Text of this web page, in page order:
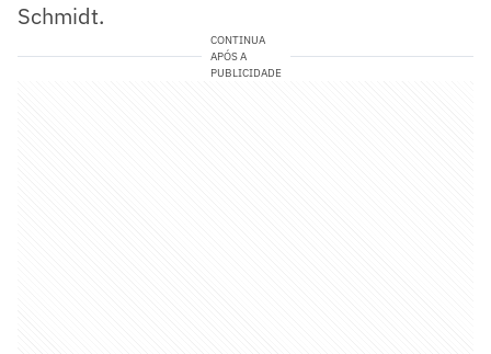
Schmidt.
CONTINUA
APÓS A
PUBLICIDADE